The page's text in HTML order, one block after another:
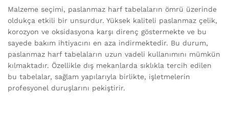
Malzeme seçimi, paslanmaz harf tabelaların ömrü üzerinde
oldukça etkili bir unsurdur. Yüksek kaliteli paslanmaz çelik,
korozyon ve oksidasyona karşı direnç göstermekte ve bu
sayede bakım ihtiyacını en aza indirmektedir. Bu durum,
paslanmaz harf tabelaların uzun vadeli kullanımını mümkün
kılmaktadır. Özellikle dış mekanlarda sıklıkla tercih edilen
bu tabelalar, sağlam yapılarıyla birlikte, işletmelerin
profesyonel duruşlarını pekiştirir.